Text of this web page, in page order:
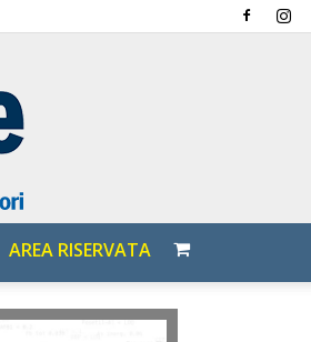
AREA RISERVATA